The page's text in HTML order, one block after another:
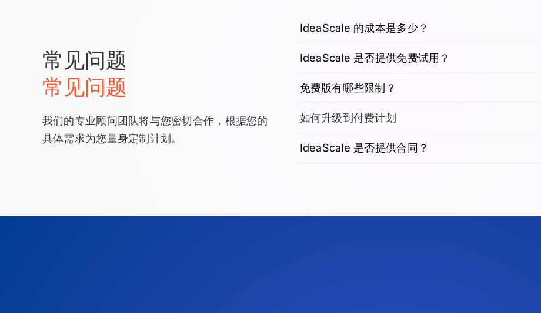
常见问题
常见问题
我们的专业顾问团队将与您密切合作，根据您的
具体需求为您量身定制计划。
IdeaScale 的成本是多少？
IdeaScale 是否提供免费试用？
免费版有哪些限制？
如何升级到付费计划
IdeaScale 是否提供合同？